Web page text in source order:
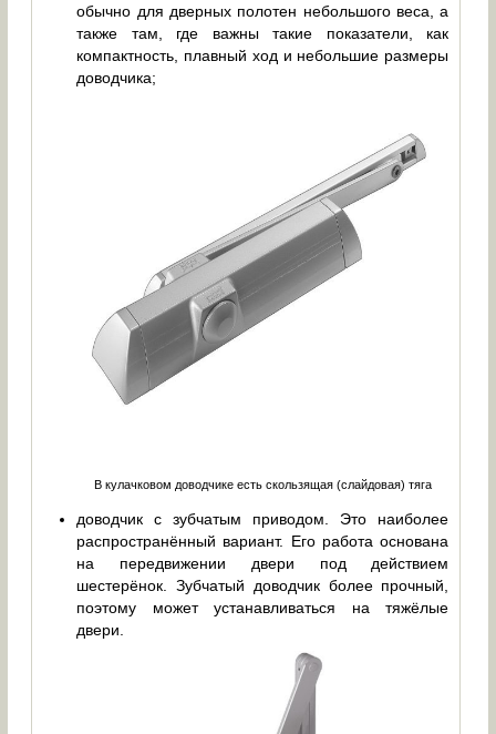
обычно для дверных полотен небольшого веса, а
также там, где важны такие показатели, как
компактность, плавный ход и небольшие размеры
доводчика;
В кулачковом доводчике есть скользящая (слайдовая) тяга
доводчик c зубчатым приводом. Это наиболее
распространённый вариант. Его работа основана
на передвижении двери под действием
шестерёнок. Зубчатый доводчик более прочный,
поэтому может устанавливаться на тяжёлые
двери.